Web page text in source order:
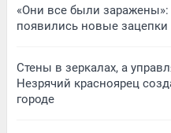
«Они все были
появились новые зацепки
Стены в зеркалах, а
Незрячий красноярец
городе